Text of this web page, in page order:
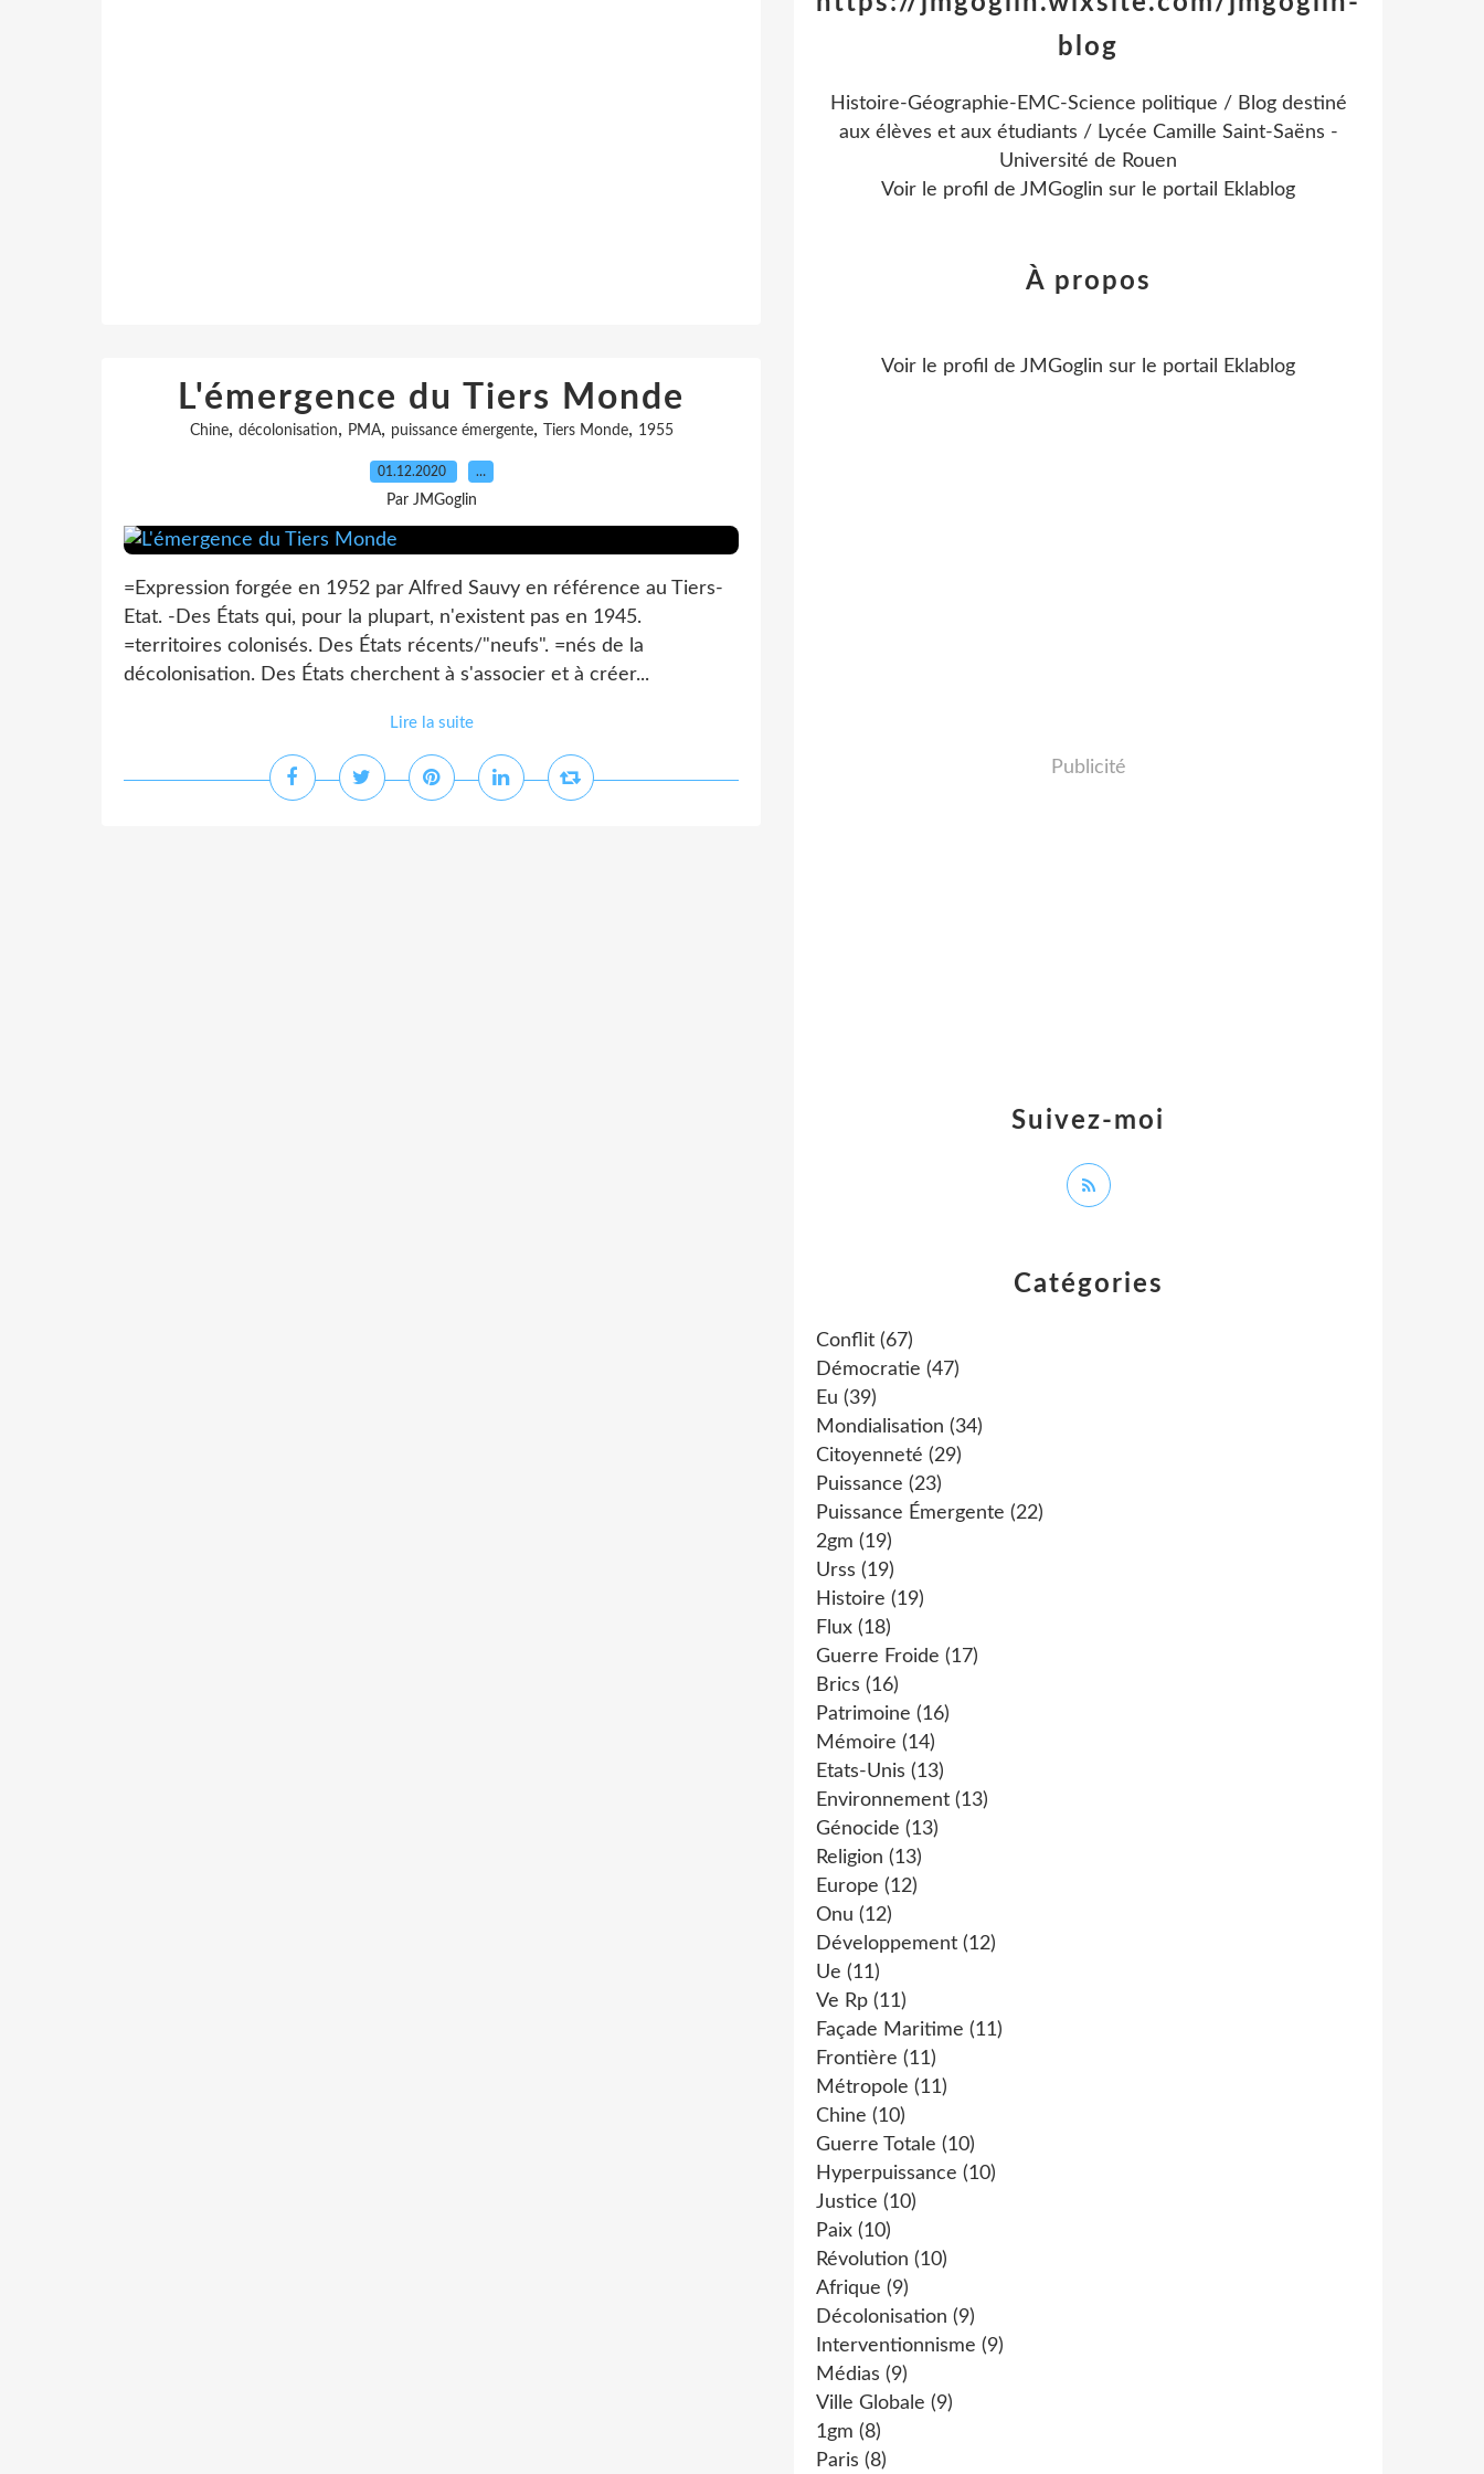
L'émergence du Tiers Monde
Chine, décolonisation, PMA, puissance émergente, Tiers Monde, 1955
01.12.2020 …
Par JMGoglin
=Expression forgée en 1952 par Alfred Sauvy en référence au Tiers-
Etat. -Des États qui, pour la plupart, n'existent pas en 1945.
=territoires colonisés. Des États récents/"neufs". =nés de la
décolonisation. Des États cherchent à s'associer et à créer...
Lire la suite
Catégories
Conflit (67)
Démocratie (47)
Eu (39)
Mondialisation (34)
Citoyenneté (29)
Puissance (23)
Puissance Émergente (22)
2gm (19)
Urss (19)
Histoire (19)
Flux (18)
Guerre Froide (17)
Brics (16)
Patrimoine (16)
Mémoire (14)
Etats-Unis (13)
Environnement (13)
Génocide (13)
Religion (13)
Europe (12)
Onu (12)
Développement (12)
Ue (11)
Ve Rp (11)
Façade Maritime (11)
Frontière (11)
Métropole (11)
Chine (10)
Guerre Totale (10)
Hyperpuissance (10)
Justice (10)
Paix (10)
Révolution (10)
Afrique (9)
Décolonisation (9)
Interventionnisme (9)
Médias (9)
Ville Globale (9)
1gm (8)
Paris (8)
blog
Histoire-Géographie-EMC-Science politique / Blog destiné
aux élèves et aux étudiants / Lycée Camille Saint-Saëns -
Université de Rouen
Voir le profil de JMGoglin sur le portail Eklablog
Suivez-moi
À propos
Voir le profil de JMGoglin sur le portail Eklablog
Publicité